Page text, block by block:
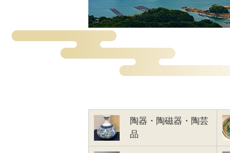
陶器・陶磁器・陶芸
品